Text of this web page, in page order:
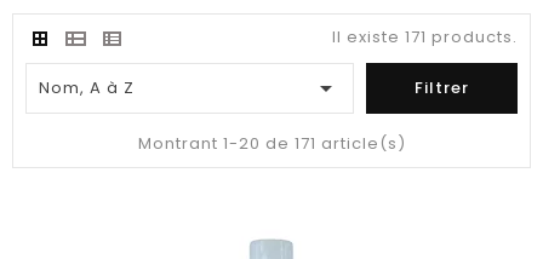
Il existe 171 products.
Nom, A à Z  Filtrer
Montrant 1-20 de 171 article(s)